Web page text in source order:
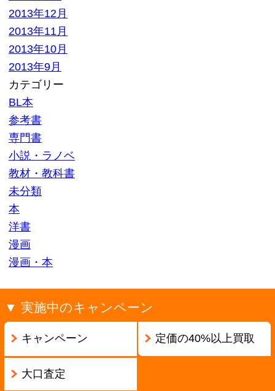
高額買取リスト
買い取れるもの
よくある質問
選ばれる10の理由
お問い合わせ
特定商取引法記載
利用規約
モバイル